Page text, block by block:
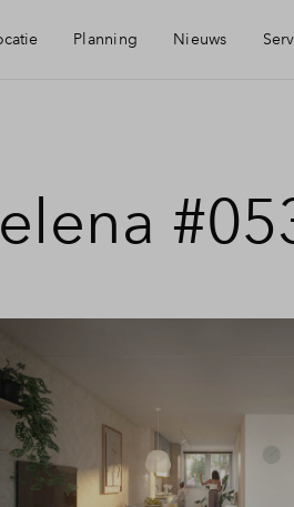
Planning Nieuws
Financiele